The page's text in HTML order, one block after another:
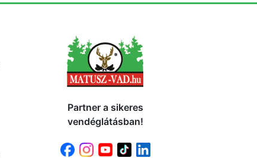
Partner a sikeres
vendéglátásban!